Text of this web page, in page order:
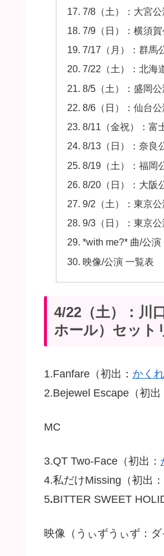
7/8（土）：大宮
7/9（日）：横須
7/17（月）：群馬
7/22（土）：北海
8/5（土）：盛岡
8/6（日）：仙台
8/11（金祝）：富
8/13（日）：奈良
8/19（土）：福岡
8/20（日）：大阪
9/2（土）：東京
9/3（日）：東京
*with me?* 曲/公演
映像/公演 一覧表
4/22（土）：川
ホール）セット
1.Fanfare（初出： かく
2.Bejewel Escape（初出
MC
3.QT Two-Face（初出：
4.私だけMissing（初出：
5.BITTER SWEET
映像（うぃずうぃず：ダ